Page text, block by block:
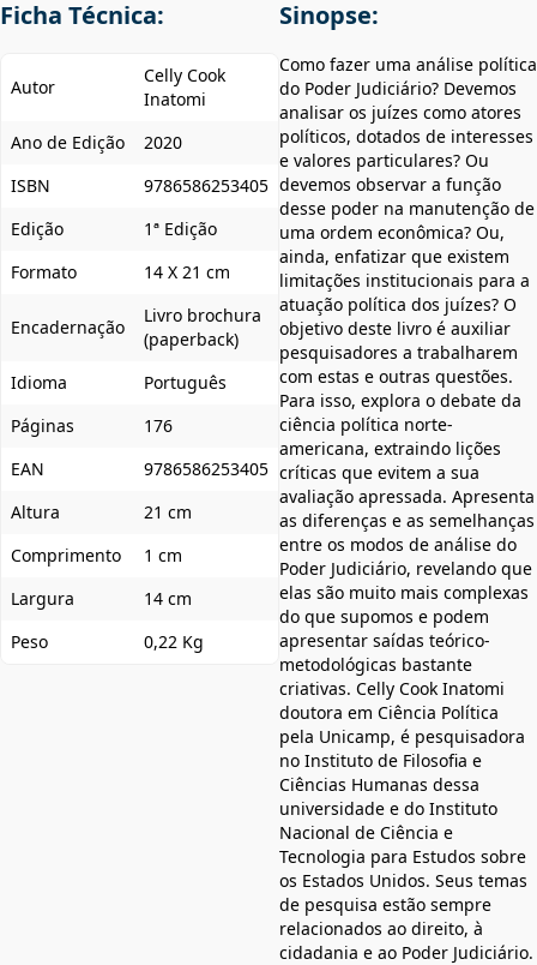
Ficha Técnica:
Autor
Celly Cook
Inatomi
Ano de Edição
2020
ISBN
9786586253405
Edição
1ª Edição
Formato
14 X 21 cm
Encadernação
Livro brochura
(paperback)
Idioma
Português
Páginas
176
EAN
9786586253405
Altura
21 cm
Comprimento
1 cm
Largura
14 cm
Peso
0,22 Kg
Sinopse:
Como fazer uma análise política
do Poder Judiciário? Devemos
analisar os juízes como atores
políticos, dotados de interesses
e valores particulares? Ou
devemos observar a função
desse poder na manutenção de
uma ordem econômica? Ou,
ainda, enfatizar que existem
limitações institucionais para a
atuação política dos juízes? O
objetivo deste livro é auxiliar
pesquisadores a trabalharem
com estas e outras questões.
Para isso, explora o debate da
ciência política norte-
americana, extraindo lições
críticas que evitem a sua
avaliação apressada. Apresenta
as diferenças e as semelhanças
entre os modos de análise do
Poder Judiciário, revelando que
elas são muito mais complexas
do que supomos e podem
apresentar saídas teórico-
metodológicas bastante
criativas. Celly Cook Inatomi
doutora em Ciência Política
pela Unicamp, é pesquisadora
no Instituto de Filosofia e
Ciências Humanas dessa
universidade e do Instituto
Nacional de Ciência e
Tecnologia para Estudos sobre
os Estados Unidos. Seus temas
de pesquisa estão sempre
relacionados ao direito, à
cidadania e ao Poder Judiciário.